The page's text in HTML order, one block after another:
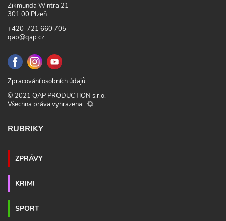
Zikmunda Wintra 21
301 00 Plzeň
+420 721 660 705
qap@qap.cz
Zpracování osobních údajů
© 2021 QAP PRODUCTION s.r.o.
Všechna práva vyhrazena.
RUBRIKY
ZPRÁVY
KRIMI
SPORT